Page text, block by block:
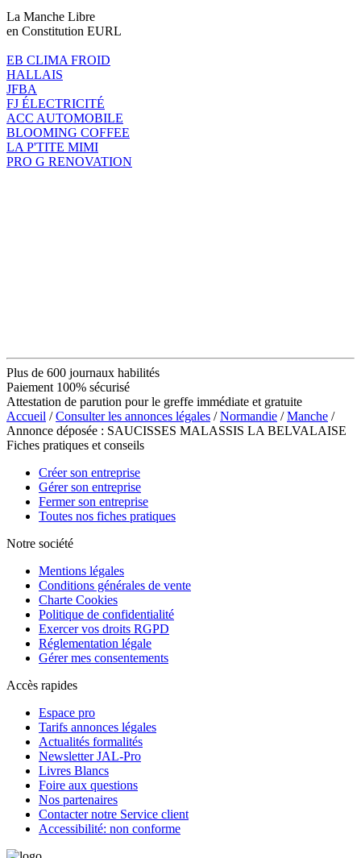
La Manche Libre
en Constitution EURL
EB CLIMA FROID
HALLAIS
JFBA
FJ ÉLECTRICITÉ
ACC AUTOMOBILE
BLOOMING COFFEE
LA P'TITE MIMI
PRO G RENOVATION
Plus de 600 journaux habilités
Paiement 100% sécurisé
Attestation de parution pour le greffe immédiate et gratuite
Accueil /Consulter les annonces légales /Normandie /Manche /
Annonce déposée : SAUCISSES MALASSIS LA BELVALAISE
Fiches pratiques et conseils
Créer son entreprise
Gérer son entreprise
Fermer son entreprise
Toutes nos fiches pratiques
Notre société
Mentions légales
Conditions générales de vente
Charte Cookies
Politique de confidentialité
Exercer vos droits RGPD
Réglementation légale
Gérer mes consentements
Accès rapides
Espace pro
Tarifs annonces légales
Actualités formalités
Newsletter JAL-Pro
Livres Blancs
Foire aux questions
Nos partenaires
Contacter notre Service client
Accessibilité: non conforme